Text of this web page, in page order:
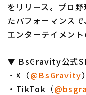
をリリース。プロ
たパフォーマンス
エンターテイメン
​​▼ BsGravity公式
・X（@BsGravity）
・TikTok（